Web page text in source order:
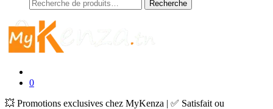
pour :
Recherche
0
💥 Promotions exclusives chez MyKenza | ✅ Satisfait ou